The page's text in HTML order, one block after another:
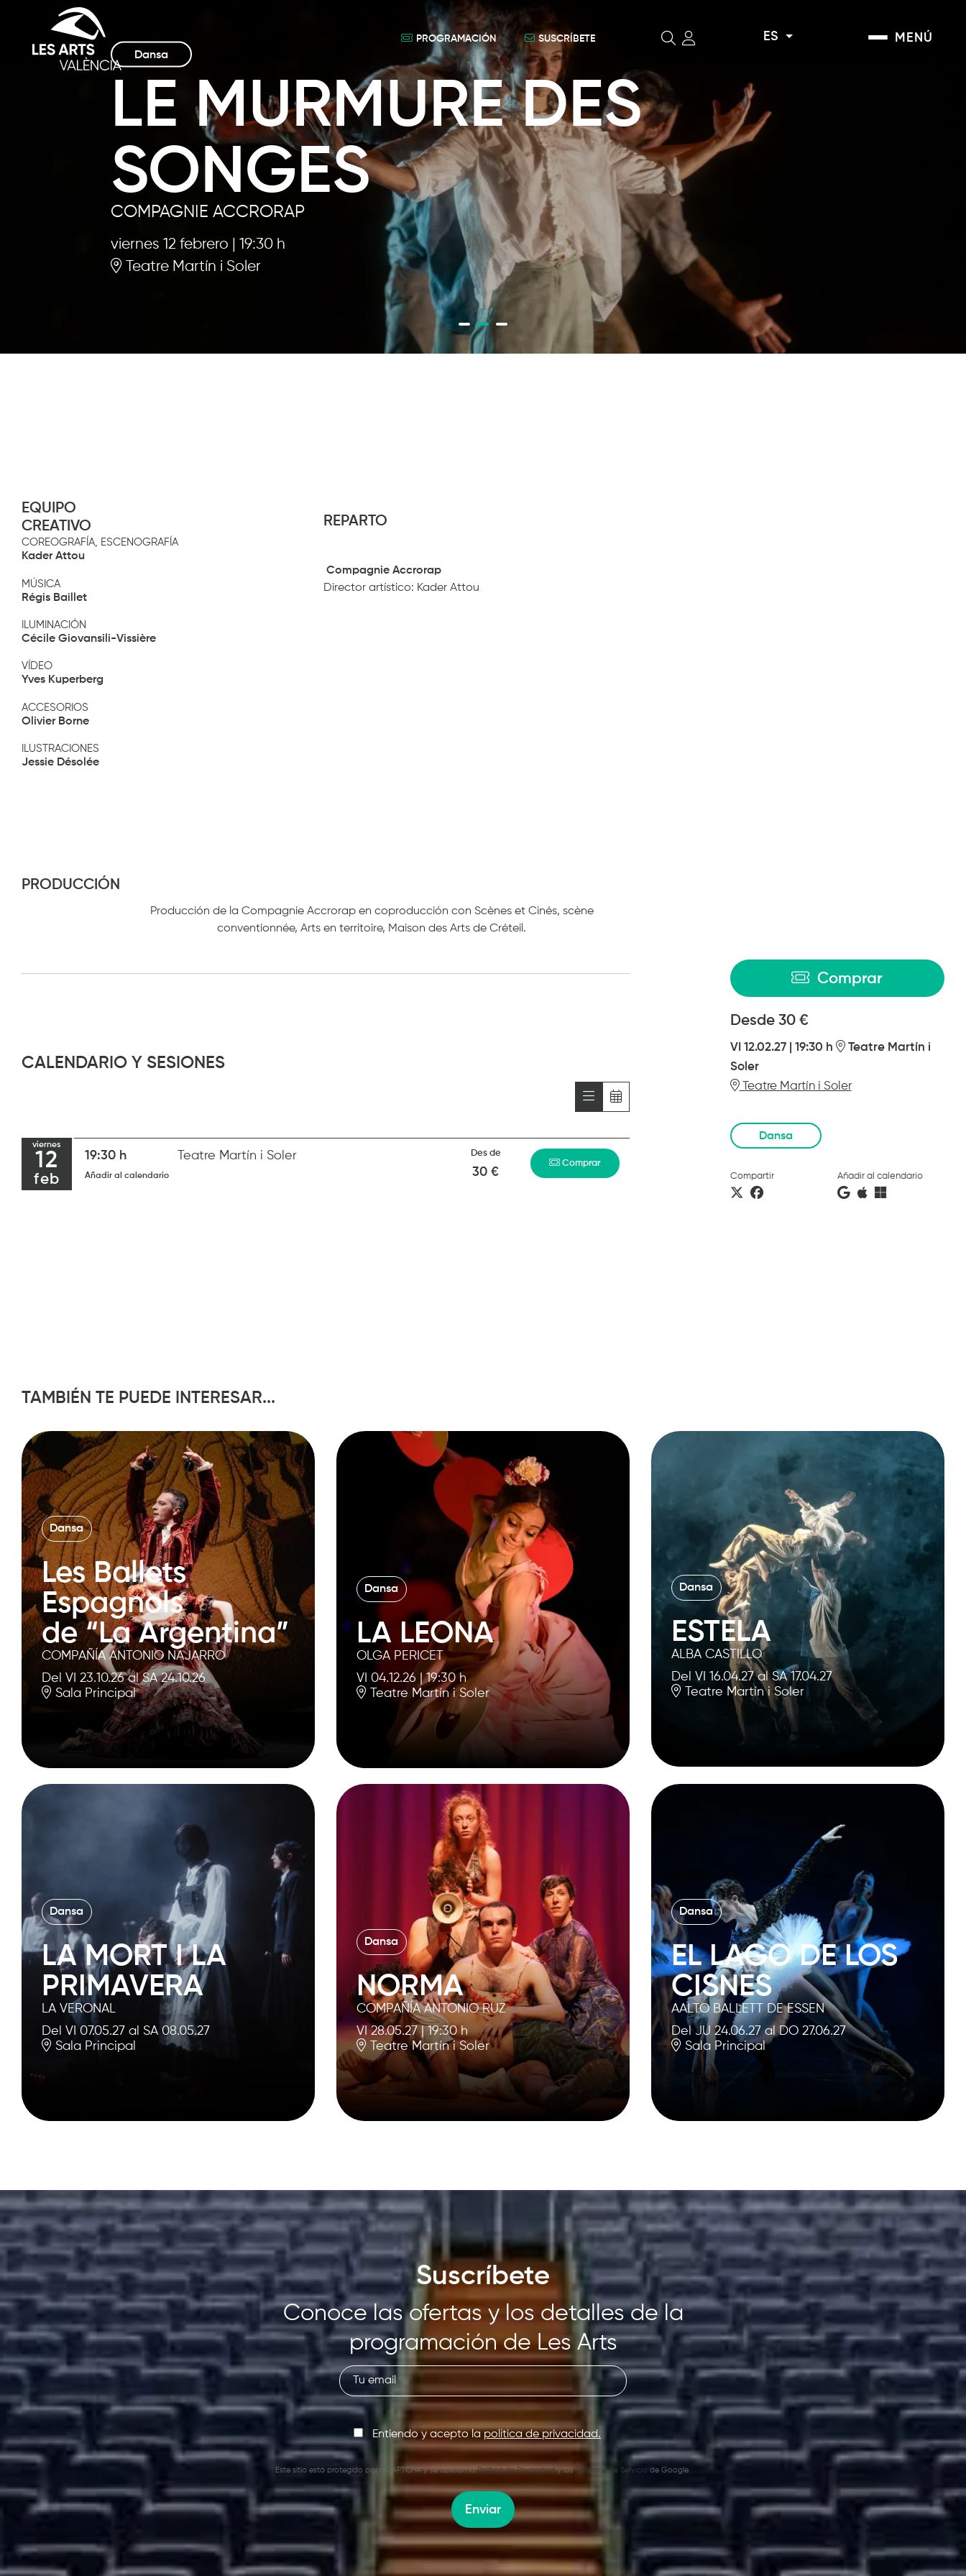
MENÚ
ES
SUSCRÍBETE
PROGRAMACIÓN
Dansa
LE MURMURE DES
SONGES
COMPAGNIE ACCRORAP
viernes 12 febrero
19:30 h
Teatre Martín i Soler
Comprar
Desde Desde
30 €
VI 12.02.27| 19:30 h
Teatre Martín i
Soler
Teatre Martín i Soler
Dansa
Compartir Añadir al calendario
EQUIPO
CREATIVO
COREOGRAFÍA, ESCENOGRAFÍA
Kader Attou
MÚSICA
Régis Baillet
ILUMINACIÓN
Cécile Giovansili-Vissière
VÍDEO
Yves Kuperberg
ACCESORIOS
Olivier Borne
ILUSTRACIONES
Jessie Désolée
REPARTO
Compagnie Accrorap
Director artístico: Kader Attou
PRODUCCIÓN
Producción de la Compagnie Accrorap en coproducción con Scènes et Cinés, scène
conventionnée, Arts en territoire, Maison des Arts de Créteil.
CALENDARIO Y SESIONES
viernes
12
feb
19:30 h Teatre Martín i Soler
Añadir al calendario
Des de
30 €
Comprar
TAMBIÉN TE PUEDE INTERESAR...
Dansa
Les Ballets
Espagnols
de “La Argentina”
COMPAÑÍA ANTONIO NAJARRO
Del VI 23.10.26al SA 24.10.26
Sala Principal
Dansa
LA LEONA
OLGA PERICET
VI 04.12.26 |19:30 h
Teatre Martín i Soler
Dansa
ESTELA
ALBA CASTILLO
Del VI 16.04.27al SA 17.04.27
Teatre Martín i Soler
Dansa
LA MORT I LA
PRIMAVERA
LA VERONAL
Del VI 07.05.27 al SA 08.05.27
Sala Principal
Dansa
NORMA
COMPAÑÍA ANTONIO RUZ
VI 28.05.27| 19:30 h
Teatre Martín i Soler
Dansa
EL LAGO DE LOS
CISNES
AALTO BALLETT DE ESSEN
Del JU 24.06.27al DO 27.06.27
Sala Principal
Suscríbete
Conoce las ofertas y los detalles de la
programación de Les Arts
Entiendo y acepto la política de privacidad.
Este sitio está protegido por reCAPTCHA y se aplican laPolítica de Privacidady losTérminos de Servicio de Google.
Enviar